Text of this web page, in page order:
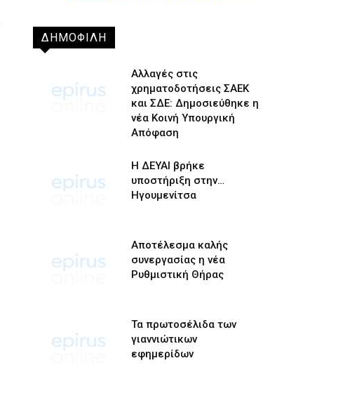
ΔΗΜΟΦΙΛΗ
Αλλαγές στις
χρηματοδοτήσεις ΣΑΕΚ
και ΣΔΕ: Δημοσιεύθηκε η
νέα Κοινή Υπουργική
Απόφαση
Η ΔΕΥΑΙ βρήκε
υποστήριξη στην…
Ηγουμενίτσα
Αποτέλεσμα καλής
συνεργασίας η νέα
Ρυθμιστική Θήρας
Τα πρωτοσέλιδα των
γιαννιώτικων
εφημερίδων